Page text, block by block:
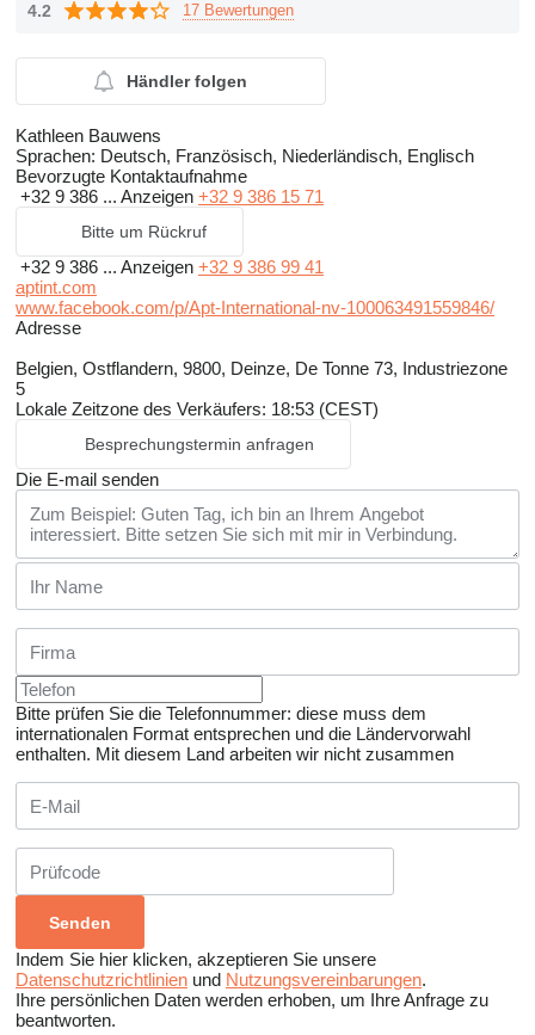
4.2 17 Bewertungen
Händler folgen
Kathleen Bauwens
Sprachen: Deutsch, Französisch, Niederländisch, Englisch
Bevorzugte Kontaktaufnahme
+32 9 386 ... Anzeigen +32 9 386 15 71
Bitte um Rückruf
+32 9 386 ... Anzeigen +32 9 386 99 41
aptint.com
www.facebook.com/p/Apt-International-nv-100063491559846/
Adresse
Belgien, Ostflandern, 9800, Deinze, De Tonne 73, Industriezone
5
Lokale Zeitzone des Verkäufers: 18:53 (CEST)
Besprechungstermin anfragen
Die E-mail senden
Bitte prüfen Sie die Telefonnummer: diese muss dem
internationalen Format entsprechen und die Ländervorwahl
enthalten. Mit diesem Land arbeiten wir nicht zusammen
Indem Sie hier klicken, akzeptieren Sie unsere
Datenschutzrichtlinien und Nutzungsvereinbarungen.
Ihre persönlichen Daten werden erhoben, um Ihre Anfrage zu
beantworten.